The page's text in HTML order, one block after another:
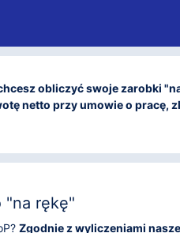
obliczyć swoje zarobki
netto przy umowie o pracę,
"na rękę"
Zgodnie z wyliczeniami